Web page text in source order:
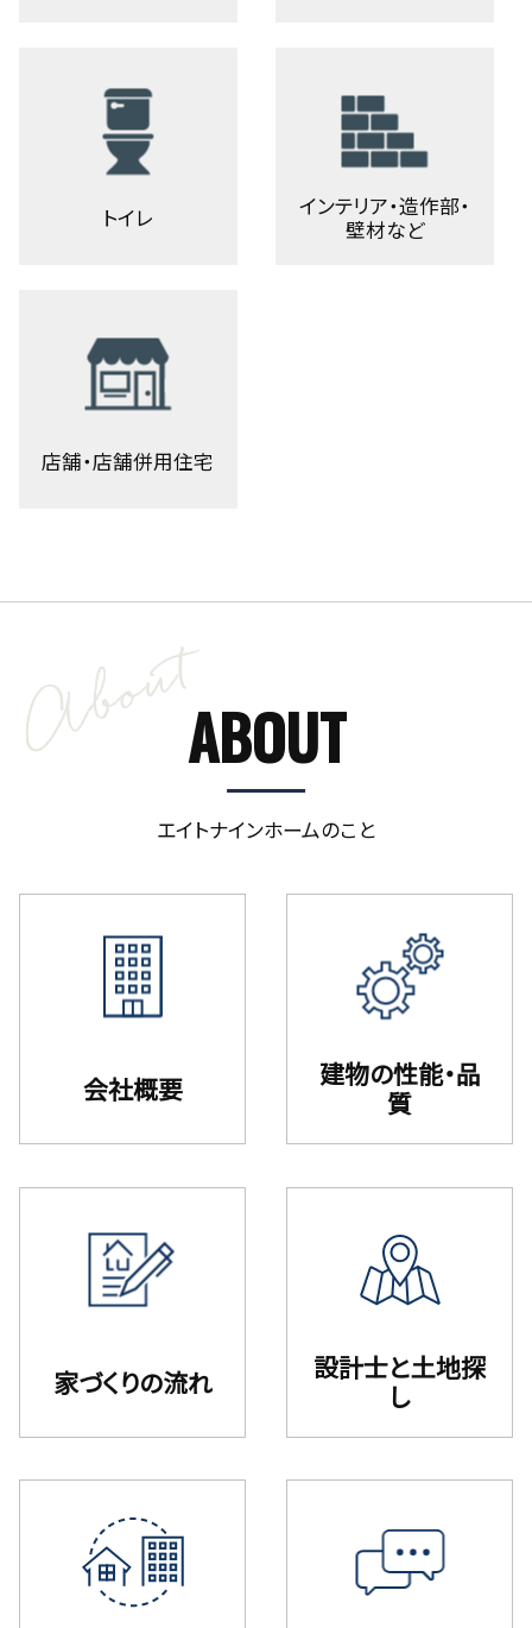
トイレ
インテリア・造作部・
壁材など
店舗・店舗併用住宅
ABOUT
エイトナインホームのこと
会社概要
建物の性能・品
質
家づくりの流れ
設計⼠と⼟地探
し